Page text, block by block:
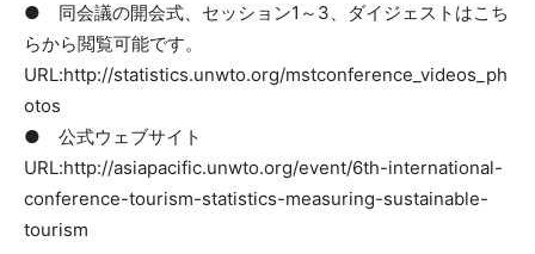
● 同会議の開会式、セッション1～3、ダイジェストはこち
らから閲覧可能です。
URL:http://statistics.unwto.org/mstconference_videos_ph
otos
● 公式ウェブサイト
URL:http://asiapacific.unwto.org/event/6th-international-
conference-tourism-statistics-measuring-sustainable-
tourism